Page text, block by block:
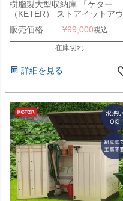
樹脂製大型収納庫 「ケター
（KETER） ストアイットアウ
ト ウルトラ（STORE IT OUT
ULTRA）」
販売価格 ¥99,000税込
在庫切れ
詳細を見る